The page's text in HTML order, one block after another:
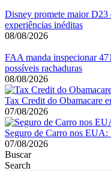
Disney promete maior D23
experiências inéditas
08/08/2026
FAA manda inspecionar
possíveis rachaduras
08/08/2026
Tax Credit do Obamacare
07/08/2026
Seguro de Carro nos EUA:
07/08/2026
Buscar
Search